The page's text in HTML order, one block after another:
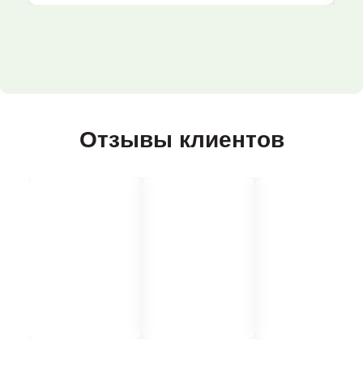
Отзывы клиентов